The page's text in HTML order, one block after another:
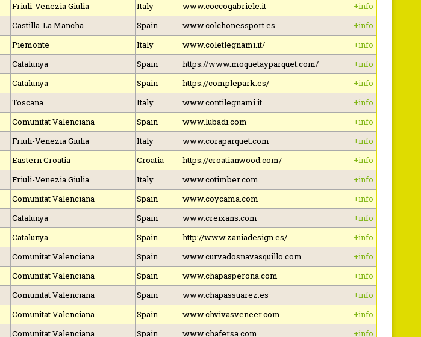
Friuli-Venezia Giulia Italy www.coccogabriele.it
+info
Castilla-La Mancha Spain www.colchonessport.es
+info
Piemonte Italy www.coletlegnami.it/
+info
Catalunya Spain https://www.moquetayparquet.com/
+info
Catalunya Spain https://complepark.es/
+info
Toscana Italy www.contilegnami.it
+info
Comunitat Valenciana Spain www.lubadi.com
+info
Friuli-Venezia Giulia Italy www.coraparquet.com
+info
Eastern Croatia Croatia https://croatianwood.com/
+info
Friuli-Venezia Giulia Italy www.cotimber.com
+info
Comunitat Valenciana Spain www.coycama.com
+info
Catalunya Spain www.creixans.com
+info
Catalunya Spain http://www.zaniadesign.es/
+info
Comunitat Valenciana Spain www.curvadosnavasquillo.com
+info
Comunitat Valenciana Spain www.chapasperona.com
+info
Comunitat Valenciana Spain www.chapassuarez.es
+info
Comunitat Valenciana Spain www.chvivasveneer.com
+info
Comunitat Valenciana Spain www.chafersa.com +info